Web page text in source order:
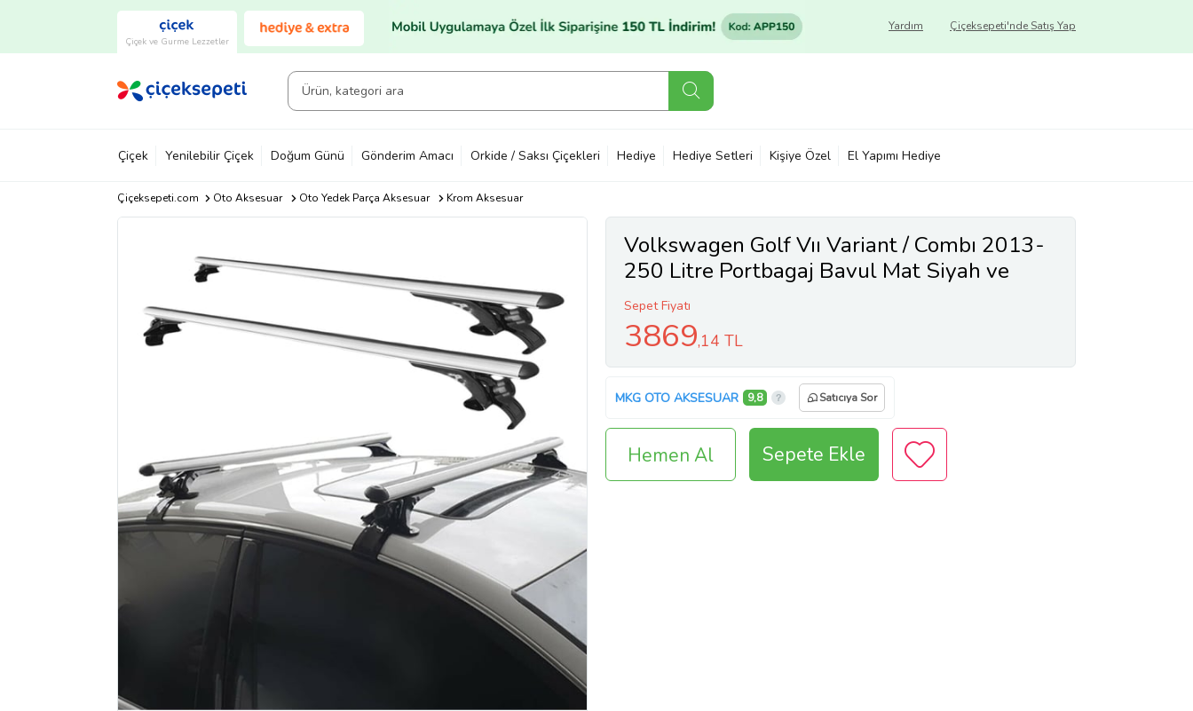
Çiçek ve Gurme Lezzetler
Çiçeksepeti'nde Satış Yap
Yardım
Çiçek Yenilebilir Çiçek Doğum Günü Gönderim Amacı Orkide / Saksı Çiçekleri Hediye Hediye Setleri Kişiye Özel El Yapımı Hediye
Çiçeksepeti.com Oto Aksesuar Oto Yedek Parça Aksesuar Krom Aksesuar
Volkswagen Golf Vıı Variant / Combı 2013-
250 Litre Portbagaj Bavul Mat Siyah ve
Oluksuz Ara Atkı
Sepet Fiyatı
3869,14 TL
MKG OTO AKSESUAR 9,8 Satıcıya Sor
Hemen Al Sepete Ekle